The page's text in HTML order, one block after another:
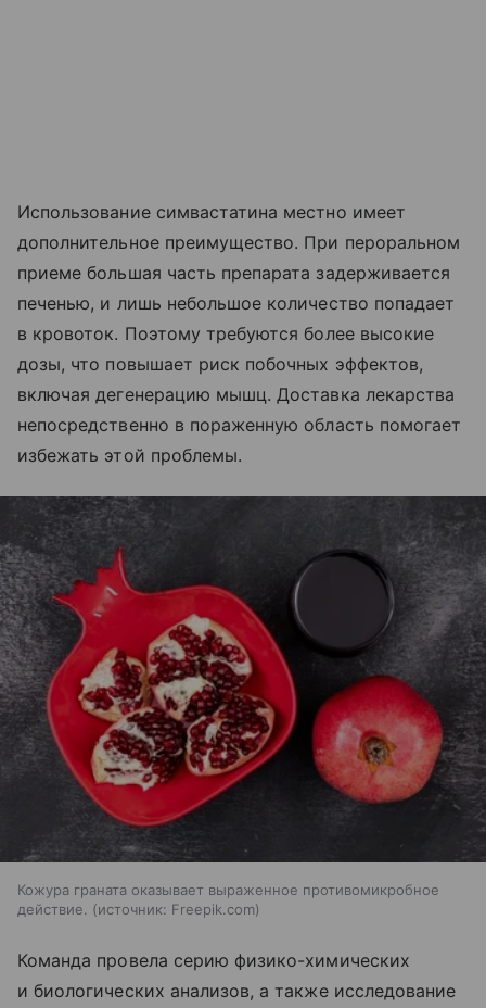
Использование симвастатина местно имеет
дополнительное преимущество. При пероральном
приеме большая часть препарата задерживается
печенью, и лишь небольшое количество попадает
в кровоток. Поэтому требуются более высокие
дозы, что повышает риск побочных эффектов,
включая дегенерацию мышц. Доставка лекарства
непосредственно в пораженную область помогает
избежать этой проблемы.
Кожура граната оказывает выраженное противомикробное
действие.
источник: Freepik.com
Команда провела серию физико-химических
и биологических анализов, а также исследование